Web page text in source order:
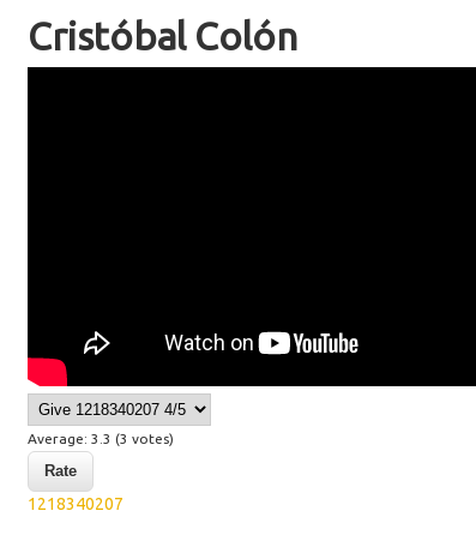
Cristóbal Colón
Average: 3.3 (3 votes)
1218340207